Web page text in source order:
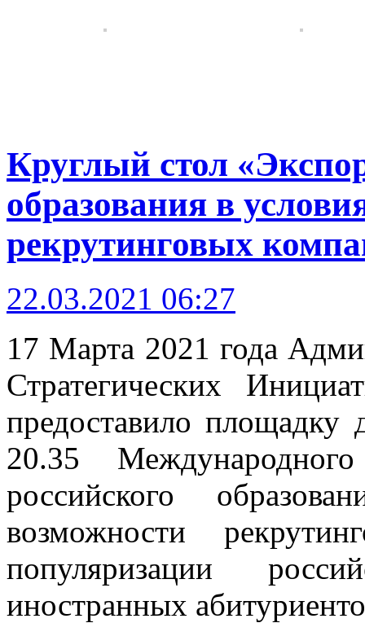
Круглый стол
образования в
рекрутинговых
22.03.2021 06:27
17 Марта 2021 года
Стратегических
предоставило площадку
20.35
российского
возможности
популяризации
иностранных